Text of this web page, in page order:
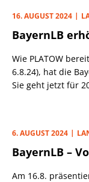
nun gibt es doch
Unternehmen
16. AUGUST 2024
BayernLB
Wie PLATOW
6.8.24), hat die
Sie geht jetzt für
6. AUGUST 2024
BayernLB –
Am 16.8.